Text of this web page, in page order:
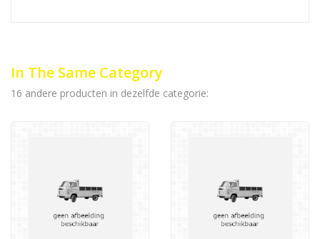
In The Same Category
16 andere producten in dezelfde categorie: